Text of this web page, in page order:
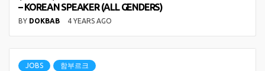
– KOREAN SPEAKER (ALL GENDERS)
BY DOKBAB 4 YEARS AGO
JOBS 함부르크